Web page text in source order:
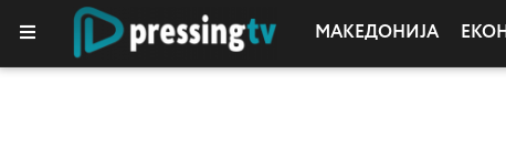
МАКЕДОНИЈА